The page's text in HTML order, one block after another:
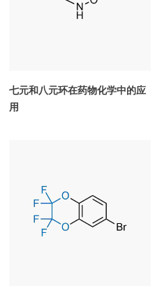
七元和八元环在药物化学中的应
用